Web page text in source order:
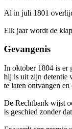
Al in juli 1801
Elk jaar wordt de
Gevangenis
In oktober 1804 is er
hij is uit zijn detentie
te laten ontvangen
De Rechtbank wijst
is geschied zonder